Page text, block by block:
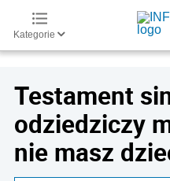
Kategorie
Testament
odziedziczy
nie masz